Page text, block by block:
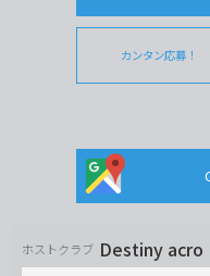
カンタン応募！
ホストクラブ Destiny acro